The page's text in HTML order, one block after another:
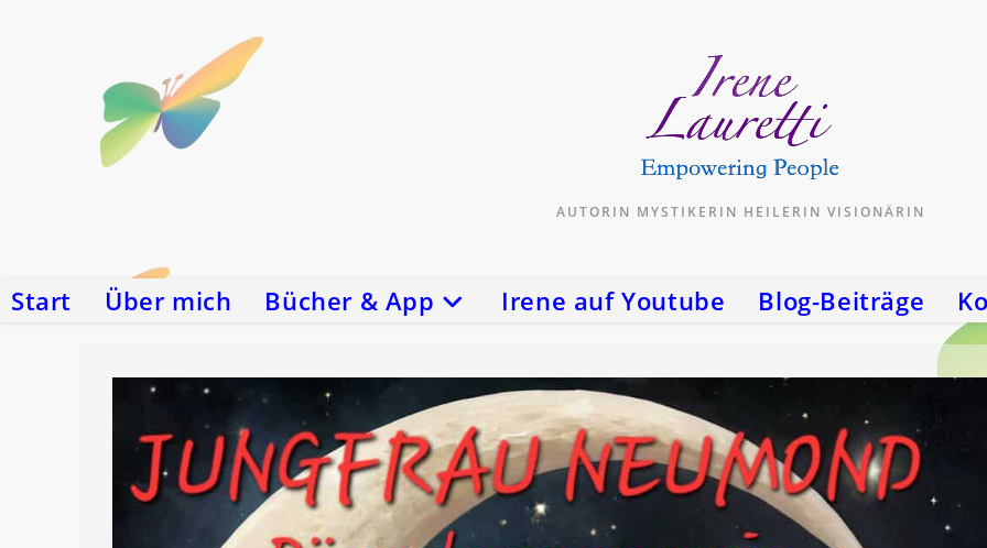
AUTORIN MYSTIKERIN HEILERIN VISIONÄRIN
Start Über mich Bücher & App Irene auf Youtube Blog-Beiträge